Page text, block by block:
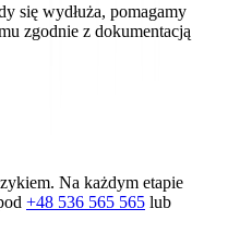
się wydłuża, pomagamy
zgodnie z dokumentacją
Na każdym etapie
+48 536 565 565 lub